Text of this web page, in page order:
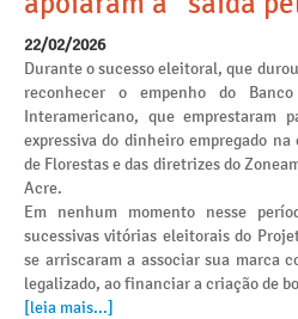
22/02/2026
Durante o sucesso eleitoral, que
reconhecer o empenho do
Interamericano, que emprestaram
expressiva do dinheiro empregado
de Florestas e das diretrizes do
Acre.
Em nenhum momento nesse
sucessivas vitórias eleitorais do
se arriscaram a associar sua marca
legalizado, ao financiar a criação de
[leia mais...]